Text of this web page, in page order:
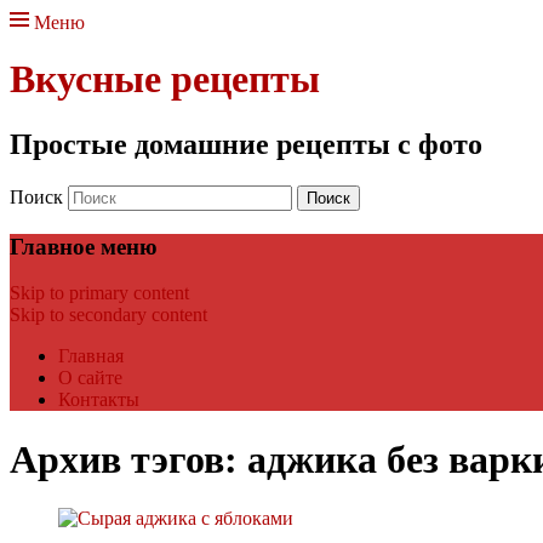
Меню
Вкусные рецепты
Простые домашние рецепты с фото
Поиск
Главное меню
Skip to primary content
Skip to secondary content
Главная
О сайте
Контакты
Архив тэгов: аджика без